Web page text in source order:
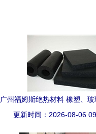
广州福姆斯绝热材料 橡塑、
外保护系统的坚实守
更新时间：2026-08-06